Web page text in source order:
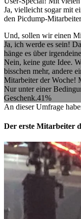
Ja, vielleicht sogar mit
den Picdump-
Und, sollen wir einen
Ja, ich werde es sein!
hänge es über
Nein, keine gute Idee.
bisschen mehr, andere
Mitarbeiter der Woche!
Nur unter einer
Geschenk.41%
An dieser Umfrage
Der erste Mitarbeiter